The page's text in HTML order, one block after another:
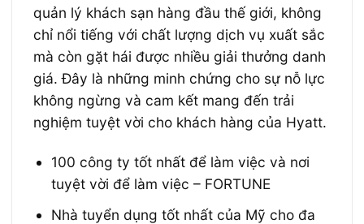
quản lý khách sạn hàng đầu thế giới, không
chỉ nổi tiếng với chất lượng dịch vụ xuất sắc
mà còn gặt hái được nhiều giải thưởng danh
giá. Đây là những minh chứng cho sự nỗ lực
không ngừng và cam kết mang đến trải
nghiệm tuyệt vời cho khách hàng của Hyatt.
100 công ty tốt nhất để làm việc và nơi
tuyệt vời để làm việc – FORTUNE
Nhà tuyển dụng tốt nhất của Mỹ cho đa